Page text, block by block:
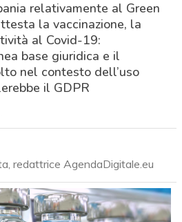
relativamente al Green
la vaccinazione, la
al Covid-19:
base giuridica e il
nel contesto dell’uso
il GDPR
redattrice AgendaDigitale.eu